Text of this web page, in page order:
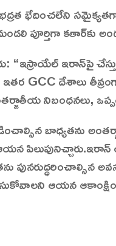
భేదించలేని
పూర్తిగా కతార్‌కు
“ఇస్రాయేల్ ఇరాన్‌పై
GCC దేశాలు
నిబంధనలు,
బాధ్యతను
పిలుపునిచ్చారు.ఇరాన్
ఆయన